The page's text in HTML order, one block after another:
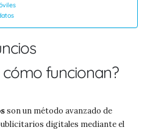
funcionan?
son un método avanzado de
digitales mediante el